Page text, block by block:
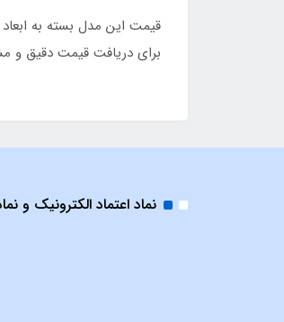
قیمت این مدل بسته به
برای دریافت قیمت دقیق و
نماد اعتماد الکترونیک و